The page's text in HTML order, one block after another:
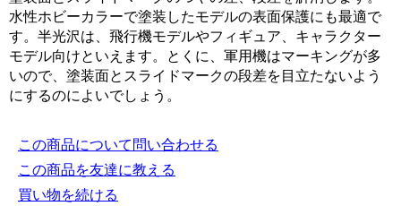
水性ホビーカラーで塗装したモデルの表面保護にも最適で
す。半光沢は、飛行機モデルやフィギュア、キャラクター
モデル向けといえます。とくに、軍用機はマーキングが多
いので、塗装面とスライドマークの段差を目立たないよう
にするのによいでしょう。
この商品について問い合わせる
この商品を友達に教える
買い物を続ける